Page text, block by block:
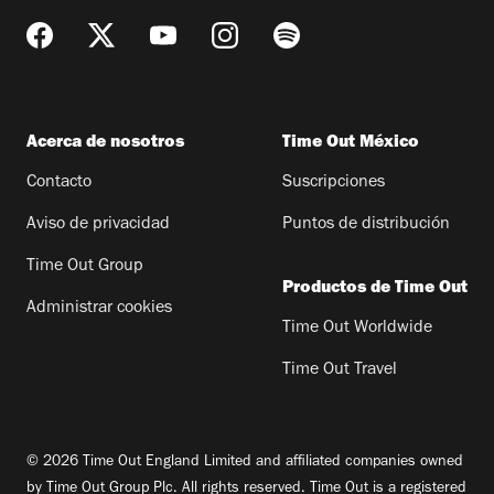
Acerca de nosotros
Contacto
Aviso de privacidad
Time Out Group
Administrar cookies
Time Out México
Suscripciones
Puntos de distribución
Productos de Time Out
Time Out Worldwide
Time Out Travel
© 2026 Time Out England Limited and affiliated companies owned
by Time Out Group Plc. All rights reserved. Time Out is a registered